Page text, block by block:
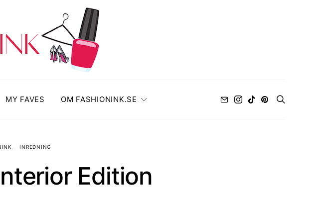
MY FAVES OM FASHIONINK.SE
INREDNING
Edition